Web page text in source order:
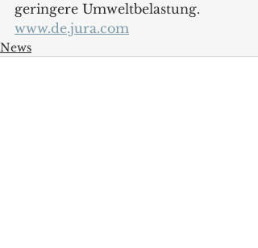
geringere Umweltbelastung.
www.de.jura.com
News